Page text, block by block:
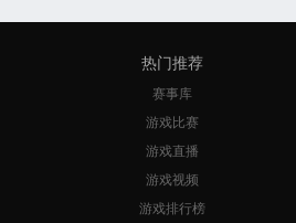
热门推荐
赛事库
游戏比赛
游戏直播
游戏视频
游戏排行榜